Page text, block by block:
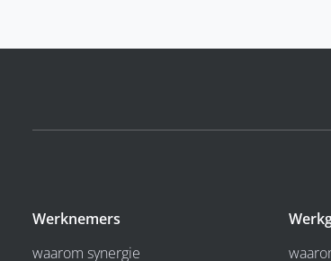
Werknemers
waarom synergie